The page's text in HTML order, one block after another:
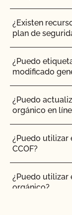
¿Existen
plan de
¿Puedo
modificado
¿Puedo
orgánico en
¿Puedo utilizar
CCOF?
¿Puedo utilizar
orgánico?
¿Cuáles son
estiércol?
¿Cuáles son
rumiantes?
¿Qué topes se
¿Qué significa
¿Qué ocurre si
de emergencia
erradicación
¿Y si tengo